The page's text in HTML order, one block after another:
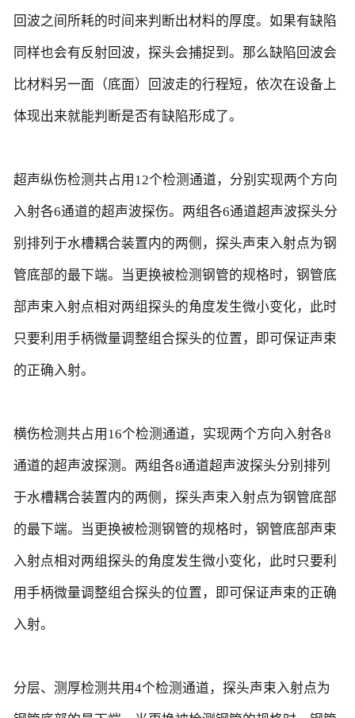
回波之间所耗的时间来判断出材料的厚度。如果有缺陷
同样也会有反射回波，探头会捕捉到。那么缺陷回波会
比材料另一面（底面）回波走的行程短，依次在设备上
体现出来就能判断是否有缺陷形成了。
超声纵伤检测共占用12个检测通道，分别实现两个方向
入射各6通道的超声波探伤。两组各6通道超声波探头分
别排列于水槽耦合装置内的两侧，探头声束入射点为钢
管底部的最下端。当更换被检测钢管的规格时，钢管底
部声束入射点相对两组探头的角度发生微小变化，此时
只要利用手柄微量调整组合探头的位置，即可保证声束
的正确入射。
横伤检测共占用16个检测通道，实现两个方向入射各8
通道的超声波探测。两组各8通道超声波探头分别排列
于水槽耦合装置内的两侧，探头声束入射点为钢管底部
的最下端。当更换被检测钢管的规格时，钢管底部声束
入射点相对两组探头的角度发生微小变化，此时只要利
用手柄微量调整组合探头的位置，即可保证声束的正确
入射。
分层、测厚检测共用4个检测通道，探头声束入射点为